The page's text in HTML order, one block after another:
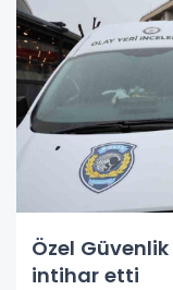
Özel
intihar etti